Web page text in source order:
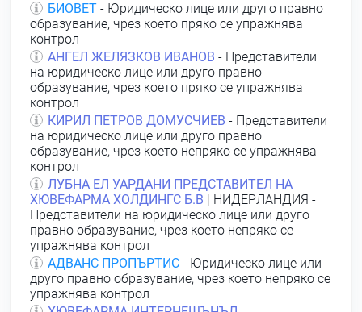
БИОВЕТ - Юридическо лице или друго правно
образувание, чрез което пряко се упражнява
контрол
АНГЕЛ ЖЕЛЯЗКОВ ИВАНОВ - Представители
на юридическо лице или друго правно
образувание, чрез което пряко се упражнява
контрол
КИРИЛ ПЕТРОВ ДОМУСЧИЕВ - Представители
на юридическо лице или друго правно
образувание, чрез което непряко се упражнява
контрол
ЛУБНА ЕЛ УАРДАНИ ПРЕДСТАВИТЕЛ НА
ХЮВЕФАРМА ХОЛДИНГС Б.В | НИДЕРЛАНДИЯ -
Представители на юридическо лице или друго
правно образувание, чрез което непряко се
упражнява контрол
АДВАНС ПРОПЪРТИС - Юридическо лице или
друго правно образувание, чрез което непряко се
упражнява контрол